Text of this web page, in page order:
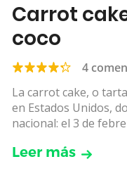
Carrot
coco
4
La carrot cake, o
en Estados Unidos,
nacional: el 3 de
Leer más